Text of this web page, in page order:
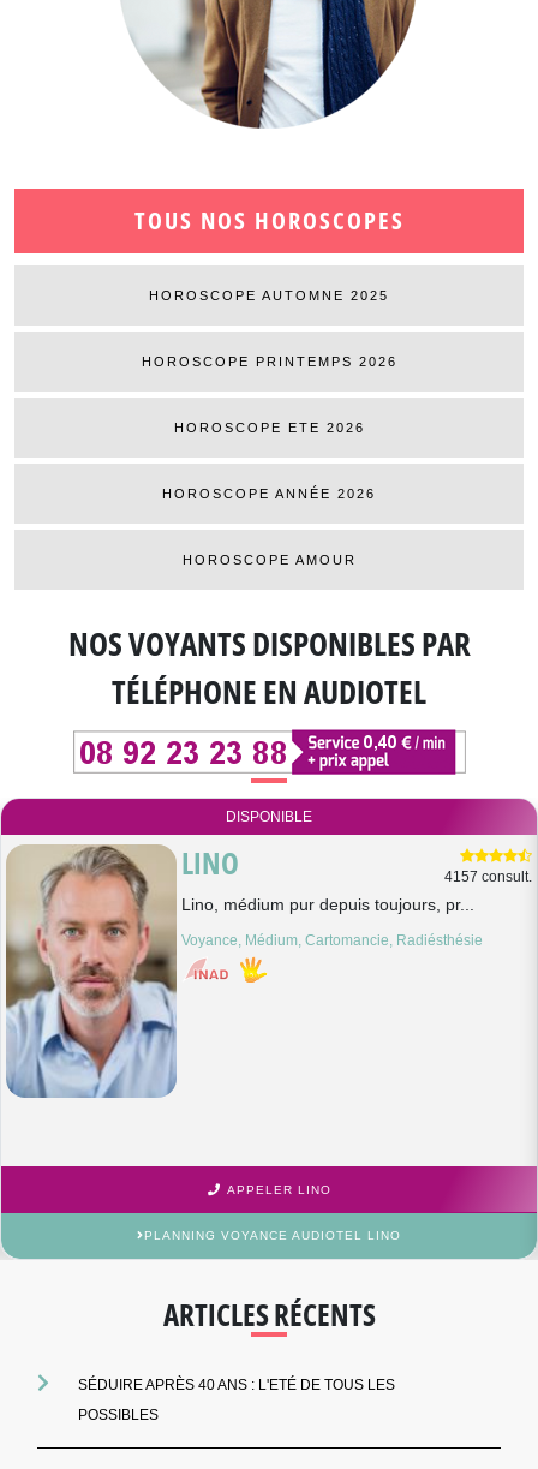
TOUS NOS HOROSCOPES
HOROSCOPE AUTOMNE 2025
HOROSCOPE PRINTEMPS 2026
HOROSCOPE ETE 2026
HOROSCOPE ANNÉE 2026
HOROSCOPE AMOUR
NOS VOYANTS DISPONIBLESPAR
TÉLÉPHONE EN AUDIOTEL
DISPONIBLE
LINO 4157 consult.
Lino, médium pur depuis toujours, pr...
Voyance, Médium, Cartomancie, Radiésthésie
APPELER LINO
PLANNING VOYANCE AUDIOTEL LINO
ARTICLES RÉCENTS
SÉDUIRE APRÈS 40 ANS : L'ETÉ DE TOUS LES
POSSIBLES